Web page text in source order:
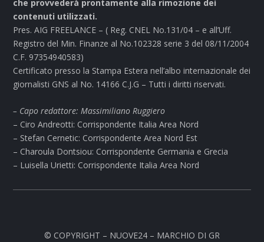
che provvederà prontamente alla rimozione dei
contenuti utilizzati.
Pres. AIG FREELANCE – ( Reg. CNEL No.131/04 – e all’Uff.
Registro del Min. Finanze al No.102328 serie 3 del 08/11/2004
C.F. 97354940583)
Certificato presso la Stampa Estera nell’albo internazionale dei
giornalisti GNS al No. 14166 C.J.G – Tutti i diritti riservati.
– Capo redattore: Massimiliano Ruggiero
– Ciro Andreotti: Corrispondente Italia Area Nord
– Stefan Cernetic: Corrispondente Area Nord Est
– Charoula Dontsiou: Corrispondente Germania e Grecia
– Luisella Urietti: Corrispondente Italia Area Nord
© COPYRIGHT – NUOVE24 – MARCHIO DI GR